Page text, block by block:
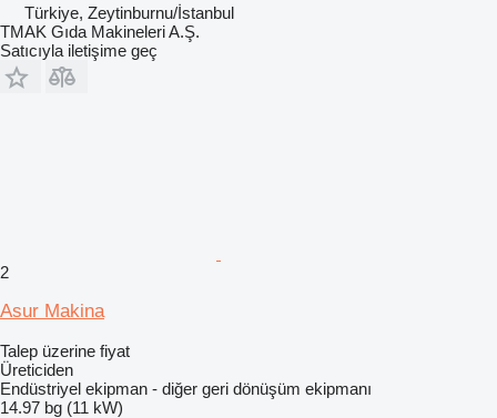
Türkiye, Zeytinburnu/İstanbul
TMAK Gıda Makineleri A.Ş.
Satıcıyla iletişime geç
2
Asur Makina
Talep üzerine fiyat
Üreticiden
Endüstriyel ekipman - diğer geri dönüşüm ekipmanı
14.97 bg (11 kW)